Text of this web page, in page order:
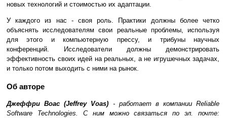
новых технологий и стоимостью их адаптации.
У каждого из нас - своя роль. Практики должны более четко
объяснять исследователям свои реальные проблемы, используя
для этого и компьютерную прессу, и трибуны научных
конференций. Исследователи должны демонстрировать
эффективность своих идей на реальных, а не игрушечных задачах,
и только потом выходить с ними на рынок.
Об авторe
Джеффри Воас (Jeffrey Voas) - работает в компании Reliable
Software Technologies. С ним можно связаться по эл. почте: